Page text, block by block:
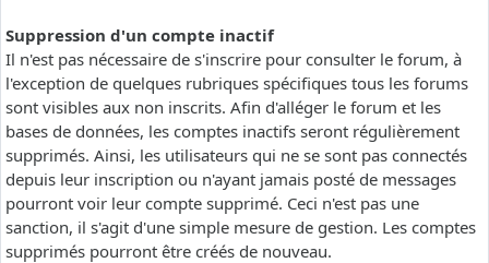
Suppression d'un compte inactif
Il n'est pas nécessaire de s'inscrire pour consulter le forum, à
l'exception de quelques rubriques spécifiques tous les forums
sont visibles aux non inscrits. Afin d'alléger le forum et les
bases de données, les comptes inactifs seront régulièrement
supprimés. Ainsi, les utilisateurs qui ne se sont pas connectés
depuis leur inscription ou n'ayant jamais posté de messages
pourront voir leur compte supprimé. Ceci n'est pas une
sanction, il s'agit d'une simple mesure de gestion. Les comptes
supprimés pourront être créés de nouveau.